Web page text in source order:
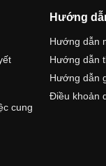
cung
Hướng
Hướng dẫn
Hướng dẫn
Hướng dẫn
Điều khoản